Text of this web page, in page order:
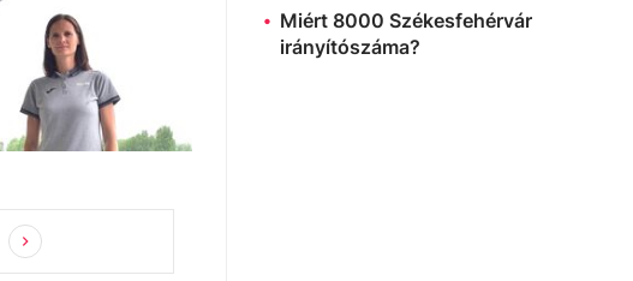
Miért 8000 Székesfehérvár
irányítószáma?